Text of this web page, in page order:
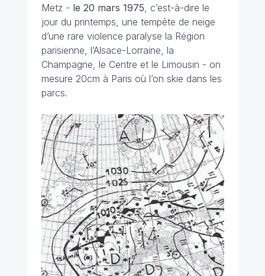
Metz - le 20 mars 1975 , c’est-à-dire le
jour du printemps, une tempête de neige
d’une rare violence paralyse la Région
parisienne, l’Alsace-Lorraine, la
Champagne, le Centre et le Limousin - on
mesure 20cm à Paris où l’on skie dans les
parcs.